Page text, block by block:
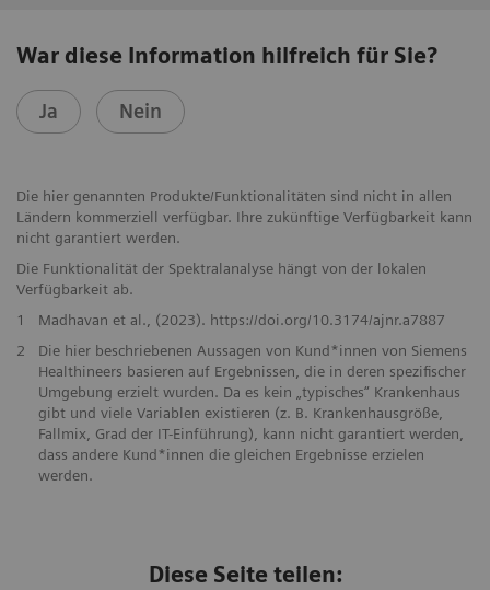
War diese Information hilfreich für Sie?
Ja Nein
Die hier genannten Produkte/Funktionalitäten sind nicht in allen
Ländern kommerziell verfügbar. Ihre zukünftige Verfügbarkeit kann
nicht garantiert werden.
Die Funktionalität der Spektralanalyse hängt von der lokalen
Verfügbarkeit ab.
1
Madhavan et al., (2023). https://doi.org/10.3174/ajnr.a7887
2
Die hier beschriebenen Aussagen von Kund*innen von Siemens
Healthineers basieren auf Ergebnissen, die in deren spezifischer
Umgebung erzielt wurden. Da es kein „typisches“ Krankenhaus
gibt und viele Variablen existieren (z. B. Krankenhausgröße,
Fallmix, Grad der IT-Einführung), kann nicht garantiert werden,
dass andere Kund*innen die gleichen Ergebnisse erzielen
werden.
Diese Seite teilen: